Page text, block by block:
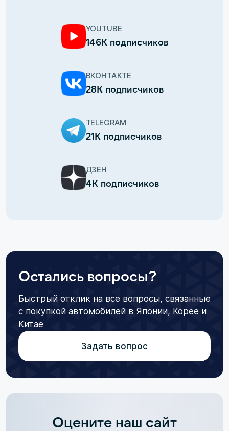
YOUTUBE
146К подписчиков
ВКОНТАКТЕ
28К подписчиков
TELEGRAM
21К подписчиков
ДЗЕН
4К подписчиков
Остались вопросы?
Быстрый отклик на все вопросы, связанные
с покупкой автомобилей в Японии, Корее и
Китае
Задать вопрос
Оцените наш сайт